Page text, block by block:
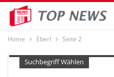
Home Eberl Seite 2
Suchbegriff Wählen